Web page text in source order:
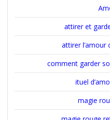
attirer et
attirer l’amour
comment garder
ituel
magie